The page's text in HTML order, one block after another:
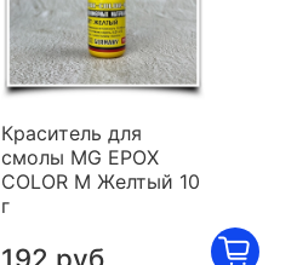
Краситель для
смолы MG EPOX
COLOR M Желтый 10
г